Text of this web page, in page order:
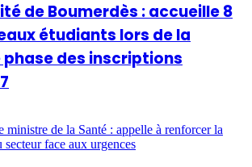
de Boumerdès : accueille 8
étudiants lors de la
des inscriptions